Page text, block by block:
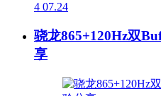
4 07.24
骁龙865+120Hz双
享